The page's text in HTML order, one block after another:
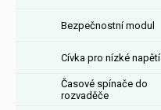
Bezpečnostní modul
Cívka pro nízké napětí
Časové spínače do
rozvaděče